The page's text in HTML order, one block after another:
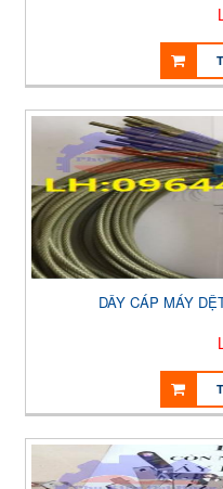
DÂY CÁP MÁY